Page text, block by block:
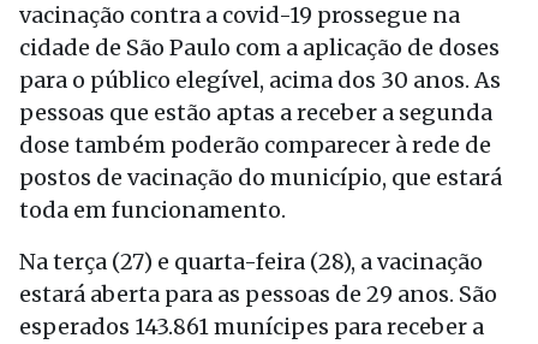
vacinação contra a covid-19 prossegue na
cidade de São Paulo com a aplicação de doses
para o público elegível, acima dos 30 anos. As
pessoas que estão aptas a receber a segunda
dose também poderão comparecer à rede de
postos de vacinação do município, que estará
toda em funcionamento.
Na terça (27) e quarta-feira (28), a vacinação
estará aberta para as pessoas de 29 anos. São
esperados 143.861 munícipes para receber a